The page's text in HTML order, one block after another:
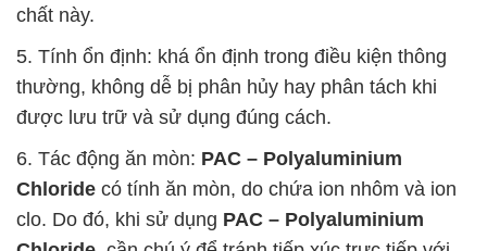
chất này.
5. Tính ổn định: khá ổn định trong điều kiện thông
thường, không dễ bị phân hủy hay phân tách khi
được lưu trữ và sử dụng đúng cách.
6. Tác động ăn mòn: PAC – Polyaluminium
Chloride có tính ăn mòn, do chứa ion nhôm và ion
clo. Do đó, khi sử dụng PAC – Polyaluminium